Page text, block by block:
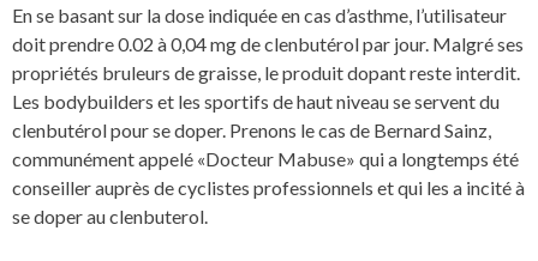
En se basant sur la dose indiquée en cas d’asthme, l’utilisateur
doit prendre 0.02 à 0,04 mg de clenbutérol par jour. Malgré ses
propriétés bruleurs de graisse, le produit dopant reste interdit.
Les bodybuilders et les sportifs de haut niveau se servent du
clenbutérol pour se doper. Prenons le cas de Bernard Sainz,
communément appelé «Docteur Mabuse» qui a longtemps été
conseiller auprès de cyclistes professionnels et qui les a incité à
se doper au clenbuterol.